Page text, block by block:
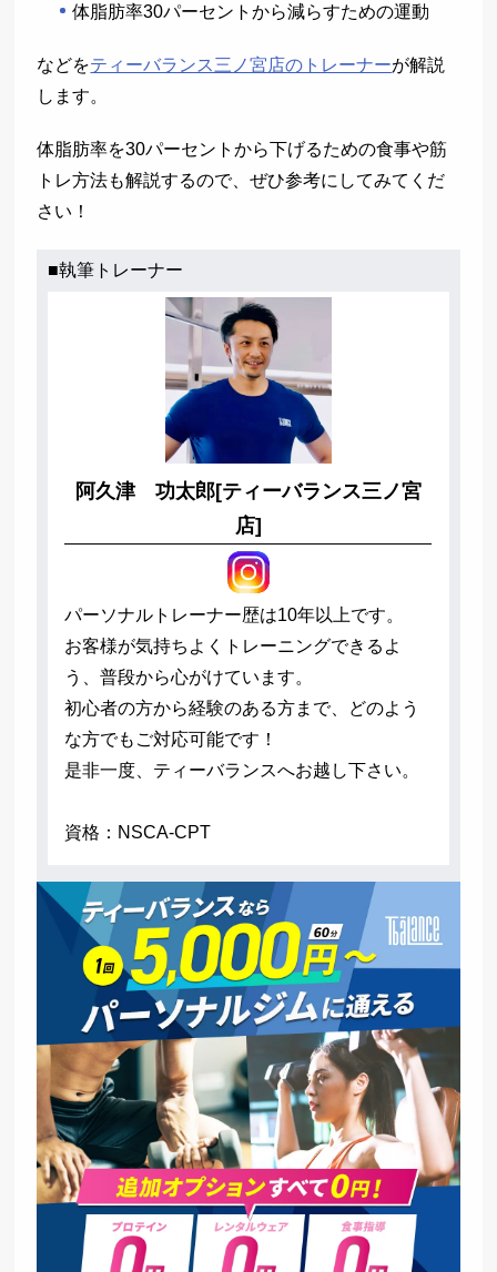
体脂肪率30パーセントから減らすための運動
などをティーバランス三ノ宮店のトレーナーが解説
します。
体脂肪率を30パーセントから下げるための食事や筋
トレ方法も解説するので、ぜひ参考にしてみてくだ
さい！
■執筆トレーナー
阿久津 功太郎[ティーバランス三ノ宮
店]
パーソナルトレーナー歴は10年以上です。
お客様が気持ちよくトレーニングできるよ
う、普段から心がけています。
初心者の方から経験のある方まで、どのよう
な方でもご対応可能です！
是非一度、ティーバランスへお越し下さい。
資格：NSCA-CPT